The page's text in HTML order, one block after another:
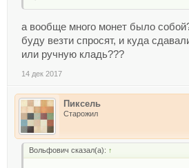
а вообще много монет было
буду везти спросят, и куда
или ручную кладь???
14 дек 2017
Пиксель
Старожил
Вольфович сказал(а): ↑